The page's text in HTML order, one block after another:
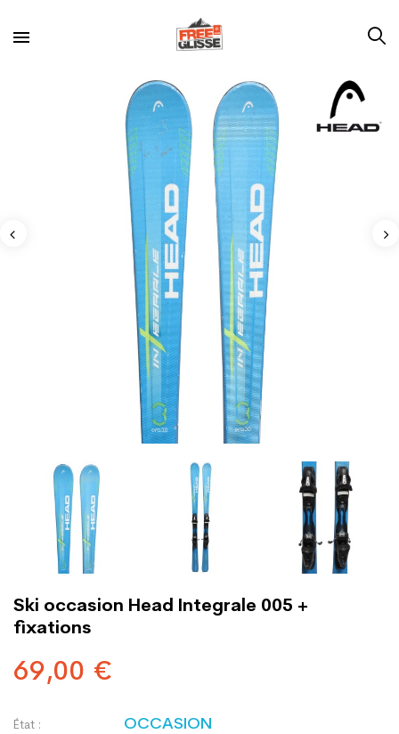
Ski occasion Head Integrale 005 +
fixations
69,00 €
État : OCCASION